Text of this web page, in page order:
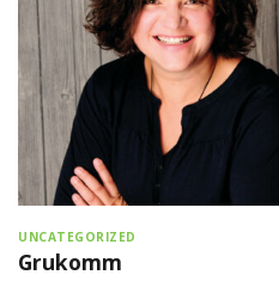
UNCATEGORIZED
Grukomm